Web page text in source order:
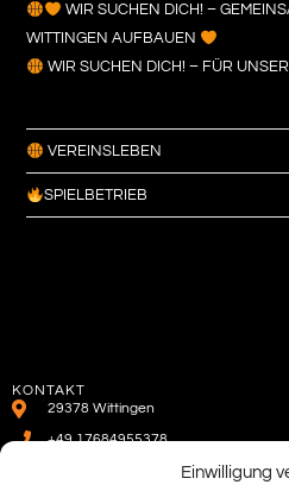
Einwilligung
WIR SUCHEN DICH! –
WITTINGEN AUFBAUEN
WIR SUCHEN DICH! – FÜR
VEREINSLEBEN
SPIELBETRIEB
KONTAKT
29378 Wittingen
+49 17684955378